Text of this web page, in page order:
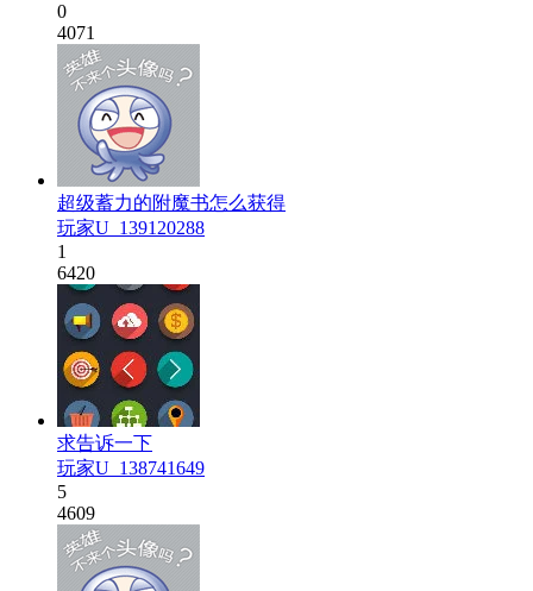
0
4071
超级蓄力的附魔书怎么获得
玩家U_139120288
1
6420
求告诉一下
玩家U_138741649
5
4609